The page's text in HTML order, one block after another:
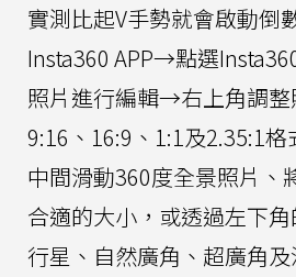
實測比起V手勢就會啟動倒
Insta360 APP→點選
照片進行編輯→右上角調
9:16、16:9、1:1及2.35:1
中間滑動360度全景照片、
合適的大小，或透過左下
行星、自然廣角、超廣角